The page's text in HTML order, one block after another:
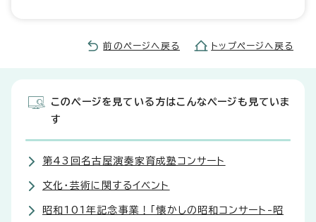
前のページへ戻る トップページへ戻る
このページを見ている方はこんなページも見ていま
す
第43回名古屋演奏家育成塾コンサート
文化・芸術に関するイベント
昭和101年記念事業！「懐かしの昭和コンサート-昭